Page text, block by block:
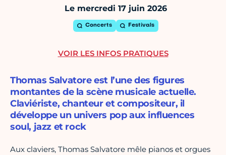
Le mercredi 17 juin 2026
Concerts Festivals
Thomas Salvatore est l’une des figures
montantes de la scène musicale actuelle.
Claviériste, chanteur et compositeur, il
développe un univers pop aux influences
soul, jazz et rock
Aux claviers, Thomas Salvatore mêle pianos et orgues
VOIR LES INFOS PRATIQUES